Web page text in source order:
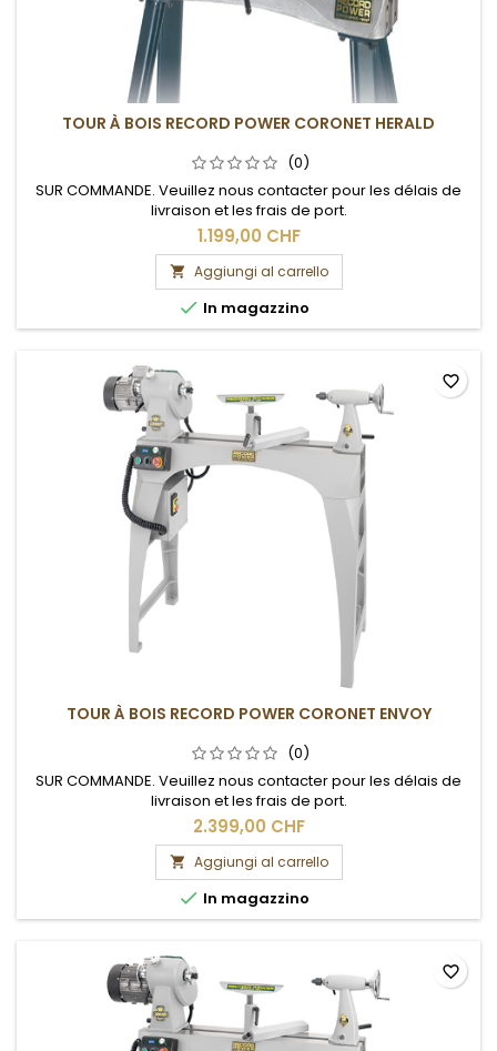
TOUR À BOIS RECORD POWER CORONET HERALD
(0)
SUR COMMANDE. Veuillez nous contacter pour les délais de
livraison et les frais de port.
1.199,00 CHF
 Aggiungi al carrello
 In magazzino
TOUR À BOIS RECORD POWER CORONET ENVOY
(0)
SUR COMMANDE. Veuillez nous contacter pour les délais de
livraison et les frais de port.
2.399,00 CHF
 Aggiungi al carrello
 In magazzino
favorite_border
favorite_border